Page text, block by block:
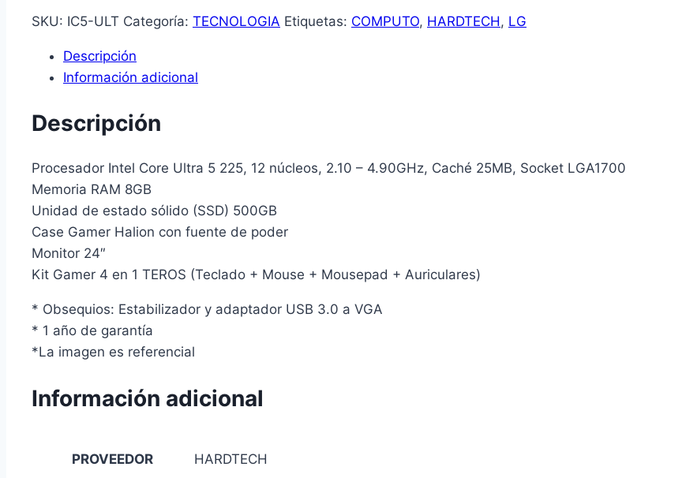
SKU: IC5-ULT Categoría: TECNOLOGIA Etiquetas: COMPUTO, HARDTECH , LG
Descripción
Información adicional
Descripción
Procesador Intel Core Ultra 5 225, 12 núcleos, 2.10 – 4.90GHz, Caché 25MB, Socket LGA1700
Memoria RAM 8GB
Unidad de estado sólido (SSD) 500GB
Case Gamer Halion con fuente de poder
Monitor 24″
Kit Gamer 4 en 1 TEROS (Teclado + Mouse + Mousepad + Auriculares)
* Obsequios: Estabilizador y adaptador USB 3.0 a VGA
* 1 año de garantía
*La imagen es referencial
Información adicional
PROVEEDOR HARDTECH